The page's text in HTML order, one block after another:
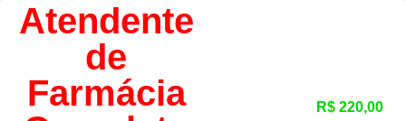
Atendente
de
Farmácia
R$220,00